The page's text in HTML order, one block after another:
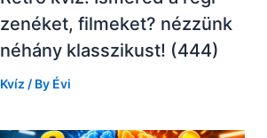
zenéket, filmeket? nézzünk
néhány klasszikust! (444)
Kvíz / By Évi